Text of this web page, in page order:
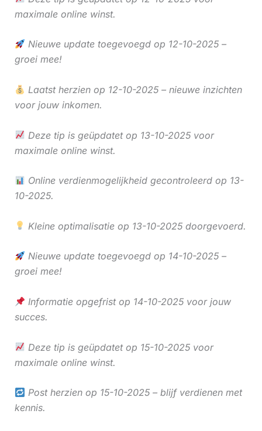
maximale online winst.
Nieuwe update toegevoegd op 12-10-2025 –
groei mee!
Laatst herzien op 12-10-2025 – nieuwe inzichten
voor jouw inkomen.
Deze tip is geüpdatet op 13-10-2025 voor
maximale online winst.
Online verdienmogelijkheid gecontroleerd op 13-
10-2025.
Kleine optimalisatie op 13-10-2025 doorgevoerd.
Nieuwe update toegevoegd op 14-10-2025 –
groei mee!
Informatie opgefrist op 14-10-2025 voor jouw
succes.
Deze tip is geüpdatet op 15-10-2025 voor
maximale online winst.
Post herzien op 15-10-2025 – blijf verdienen met
kennis.